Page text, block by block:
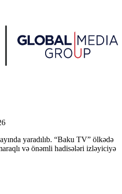
yaradılıb. “Baku TV” ölkədə
və önəmli hadisələri izləyiciyə